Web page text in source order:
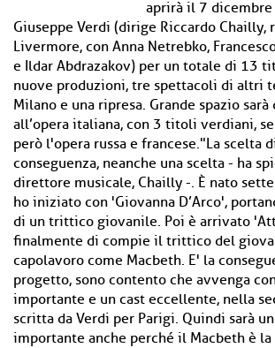
aprirà il 7
Giuseppe Verdi (dirige Riccardo Chailly,
Livermore, con Anna Netrebko,
e Ildar Abdrazakov) per un totale di 13
nuove produzioni, tre spettacoli di altri
Milano e una ripresa. Grande spazio
all’opera italiana, con 3 titoli verdiani,
però l'opera russa e francese."La scelta
conseguenza, neanche una scelta - ha
direttore musicale, Chailly -. È nato
ho iniziato con 'Giovanna D’Arco',
di un trittico giovanile. Poi è arrivato
finalmente di compie il trittico del
capolavoro come Macbeth. E' la
progetto, sono contento che avvenga
importante e un cast eccellente, nella
scritta da Verdi per Parigi. Quindi sarà
importante anche perché il Macbeth è